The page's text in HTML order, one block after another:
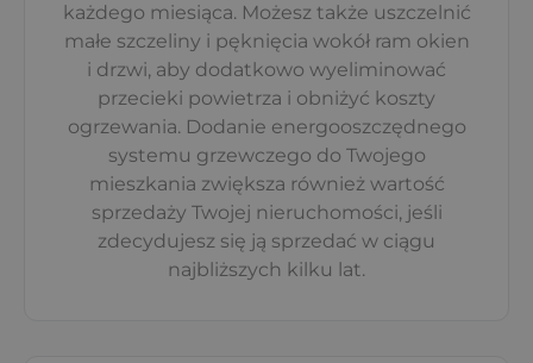
każdego miesiąca. Możesz także uszczelnić
małe szczeliny i pęknięcia wokół ram okien
i drzwi, aby dodatkowo wyeliminować
przecieki powietrza i obniżyć koszty
ogrzewania. Dodanie energooszczędnego
systemu grzewczego do Twojego
mieszkania zwiększa również wartość
sprzedaży Twojej nieruchomości, jeśli
zdecydujesz się ją sprzedać w ciągu
najbliższych kilku lat.